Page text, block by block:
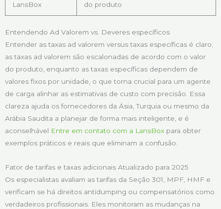
LansBox
do produto
Entendendo Ad Valorem vs. Deveres específicos
Entender as taxas ad valorem versus taxas específicas é claro;
as taxas ad valorem são escalonadas de acordo com o valor
do produto, enquanto as taxas específicas dependem de
valores fixos por unidade, o que torna crucial para um agente
de carga alinhar as estimativas de custo com precisão. Essa
clareza ajuda os fornecedores da Ásia, Turquia ou mesmo da
Arábia Saudita a planejar de forma mais inteligente, e é
aconselhável Entre em contato com a LansBox para obter
exemplos práticos e reais que eliminam a confusão.
Fator de tarifas e taxas adicionais Atualizado para 2025
Os especialistas avaliam as tarifas da Seção 301, MPF, HMF e
verificam se há direitos antidumping ou compensatórios como
verdadeiros profissionais. Eles monitoram as mudanças na